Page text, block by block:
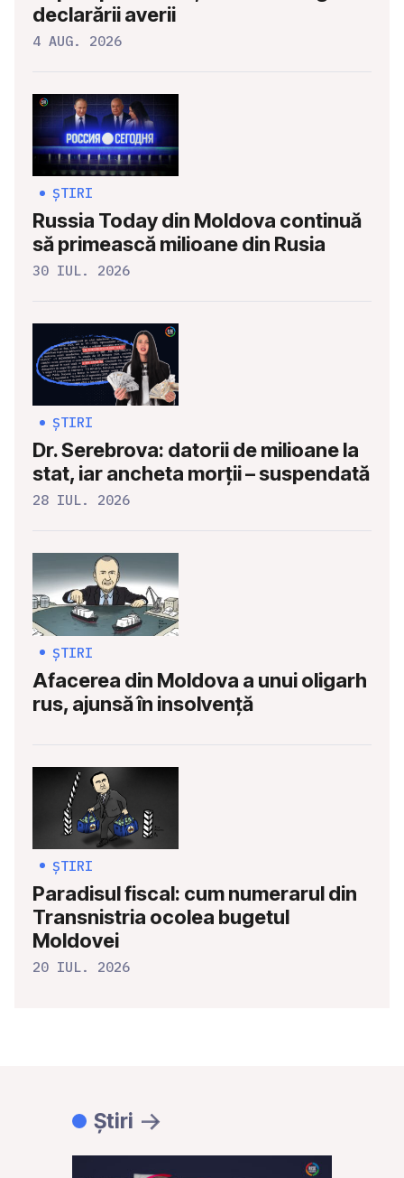
declarării averii
4 AUG. 2026
ȘTIRI
Russia Today din Moldova continuă
să primească milioane din Rusia
30 IUL. 2026
ȘTIRI
Dr. Serebrova: datorii de milioane la
stat, iar ancheta morții – suspendată
28 IUL. 2026
ȘTIRI
Afacerea din Moldova a unui oligarh
rus, ajunsă în insolvență
ȘTIRI
Paradisul fiscal: cum numerarul din
Transnistria ocolea bugetul
Moldovei
20 IUL. 2026
Știri